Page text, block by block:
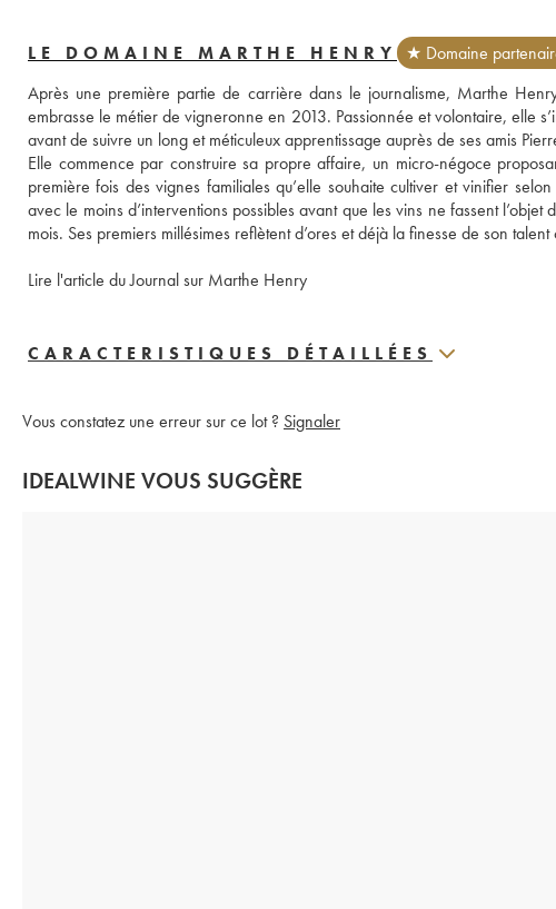
LE DOMAINE MARTHE HENRY
★ Domaine
Après une première partie de carrière dans le journalisme, Marthe
embrasse le métier de vigneronne en 2013. Passionnée et volontaire, elle
avant de suivre un long et méticuleux apprentissage auprès de ses amis
Elle commence par construire sa propre affaire, un micro-négoce
première fois des vignes familiales qu’elle souhaite cultiver et vinifier
avec le moins d’interventions possibles avant que les vins ne fassent
mois. Ses premiers millésimes reflètent d’ores et déjà la finesse de son
Lire l'article du Journal sur Marthe Henry
CARACTERISTIQUES DÉTAILLÉES
Vous constatez une erreur sur ce lot ? Signaler
IDEALWINE VOUS SUGGÈRE